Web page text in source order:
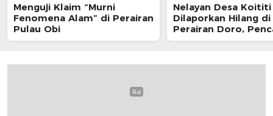
Menguji Klaim “Murni
Fenomena Alam” di Perairan
Pulau Obi
Nelayan Desa Koititi
Dilaporkan Hilang di
Perairan Doro,
Masih Berlanjut